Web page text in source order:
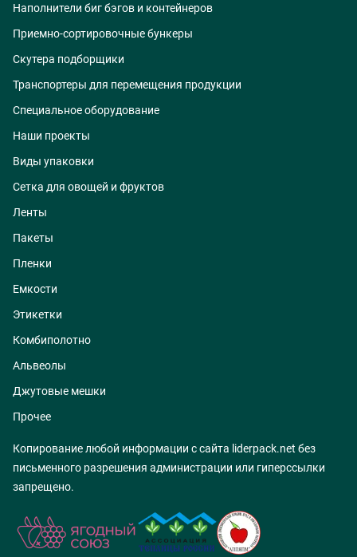
Наполнители биг бэгов и контейнеров
Приемно-сортировочные бункеры
Скутера подборщики
Транспортеры для перемещения продукции
Специальное оборудование
Наши проекты
Виды упаковки
Сетка для овощей и фруктов
Ленты
Пакеты
Пленки
Емкости
Этикетки
Комбиполотно
Альвеолы
Джутовые мешки
Прочее
Копирование любой информации с сайта liderpack.net без
письменного разрешения администрации или гиперссылки
запрещено.